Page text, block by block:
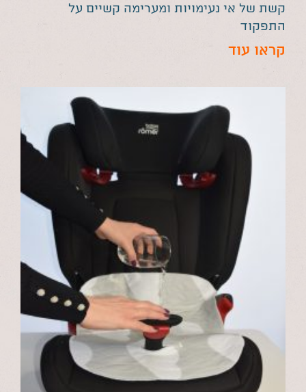
קשת של אי נעימויות ומערימה קשיים על
התפקוד
קראו עוד